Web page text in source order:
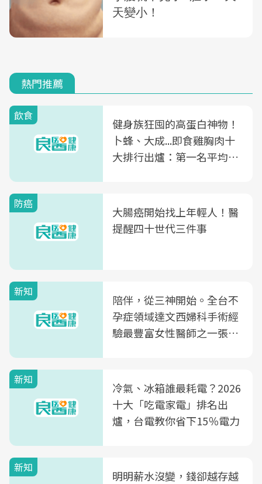
熱門推薦
飲食
健身族狂囤的高蛋白神物！
卜蜂、大成...即食雞胸肉十
大排行出爐：第一名平均一
防癌
大腸癌開始找上年輕人！醫
提醒四十世代三件事
新知
陪伴，從三神開始。全台不
孕症領域達文西婦科手術經
驗最豐富女性醫師之一張永
光田醫院建構360度女性健
康照護生態圈
新知
冷氣、冰箱誰最耗電？2026
十大「吃電家電」排名出
爐，台電教你省下15％電力
新知
明明薪水沒變，錢卻越存越